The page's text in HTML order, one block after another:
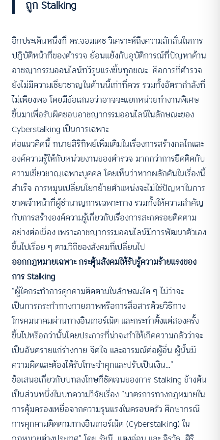
ถูก Stalking
อีกประเด็นหนึ่งที่ ดร.จอมเดช วิเคราะห์ถึงความลักลั่นในการ
ปฏิบัติหน้าที่ของตำรวจ ย้อนแย้งกับอุบัติการณ์ที่ปัญหาด้าน
อาชญากรรมออนไลน์ทวีรุนแรงขึ้นทุกขณะ คือการที่ตำรวจ
ยังไม่มีความเชี่ยวชาญในด้านนี้เท่าที่ควร รวมทั้งอัตรากำลังที่
ไม่เพียงพอ โดยมีข้อเสนอว่าอาจจะแยกหน่วยทำงานพิเศษ
ขึ้นมาเพื่อรับผิดชอบอาชญากรรมออนไลน์ในลักษณะของ
Cyberstalking เป็นการเฉพาะ
ต่อแนวคิดนี้ ทนายสิริทิพย์เพิ่มเติมในเรื่องการสร้างกลไกและ
องค์ความรู้ให้กับหน่วยงานของตำรวจ มากกว่าการยึดติดกับ
ความเชี่ยวชาญเฉพาะบุคคล โดยเห็นว่าหากผลักดันในเรื่องนี้
สำเร็จ การหมุนเปลี่ยนโยกย้ายตำแหน่งจะไม่ใช่ปัญหาในการ
ขาดเจ้าหน้าที่ผู้ชำนาญการเฉพาะทาง รวมทั้งให้ความสำคัญ
กับการสร้างองค์ความรู้เกี่ยวกับเรื่องการสะกดรอยติดตาม
อย่างต่อเนื่อง เพราะอาชญากรรมออนไลน์มีการพัฒนาตัวเอง
ขึ้นไปเรื่อย ๆ ตามวิถีของสังคมที่เปลี่ยนไป
ออกกฎหมายเฉพาะ กระตุ้นสังคมให้รับรู้ความร้ายแรงของ
การ Stalking
“ผู้ใดกระทำการคุกคามติดตามในลักษณะใด ๆ ไม่ว่าจะ
เป็นการกระทำทางกายภาพหรือการสื่อสารด้วยวิธีทาง
โทรคมนาคมผ่านทางอินเทอร์เน็ต และกระทำตั้งแต่สองครั้ง
ขึ้นไปหรือกว่านั้นโดยประการที่น่าจะทำให้เกิดความกลัวว่าจะ
เป็นอันตรายแก่ร่างกาย จิตใจ และอารมณ์ต่อผู้อื่น ผู้นั้นมี
ความผิดและต้องได้รับโทษจำคุกและปรับเป็นเงิน…”
ข้อเสนอเกี่ยวกับบทลงโทษที่ชัดเจนของการ Stalking ข้างต้น
เป็นส่วนหนึ่งในบทความวิจัยเรื่อง “มาตรการทางกฎหมายใน
การคุ้มครองเหยื่อจากความรุนแรงในครอบครัว ศึกษากรณี
การคุกคามติดตามทางอินเทอร์เน็ต (Cyberstalking) ใน